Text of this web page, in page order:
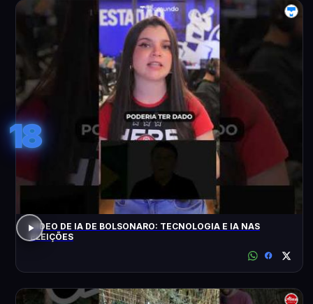
18
VÍDEO DE IA DE BOLSONARO: TECNOLOGIA E IA NAS
ELEIÇÕES